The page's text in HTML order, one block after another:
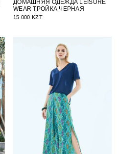
ДОМАШНЯЯ ОДЕЖДА LEISURE
WEAR ТРОЙКА ЧЕРНАЯ
15 000 KZT